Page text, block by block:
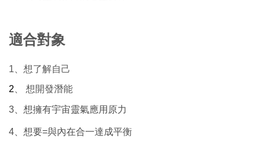
適合對象
1、想了解自己
2 、 想開發潛能
3、想擁有宇宙靈氣應用原力
4、想要=與內在合一達成平衡